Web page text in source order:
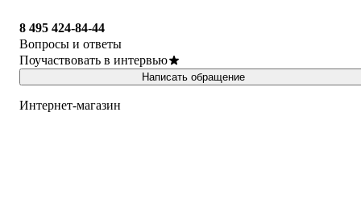
8 495 424-84-44
Вопросы и ответы
Поучаствовать в интервью
Написать обращение
Интернет-магазин